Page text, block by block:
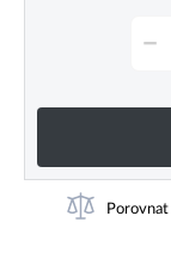
–
Porovnat